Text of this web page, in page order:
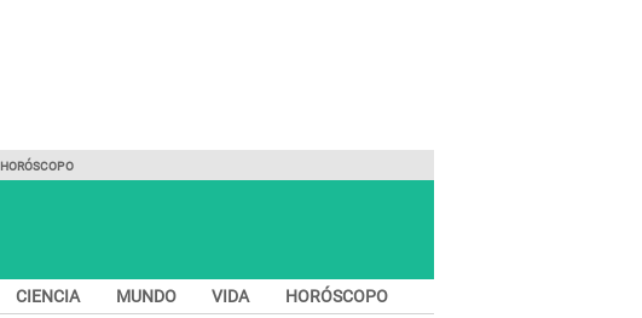
HORÓSCOPO
CIENCIA MUNDO VIDA HORÓSCOPO